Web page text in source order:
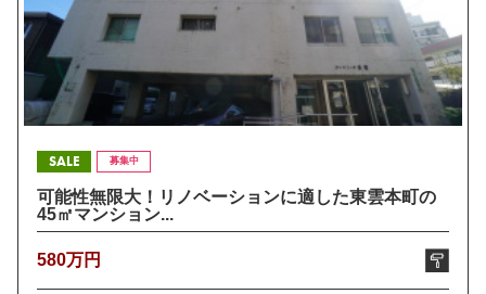
SALE 募集中
可能性無限大！リノベーションに適した東雲本町の
45㎡マンション...
580万円